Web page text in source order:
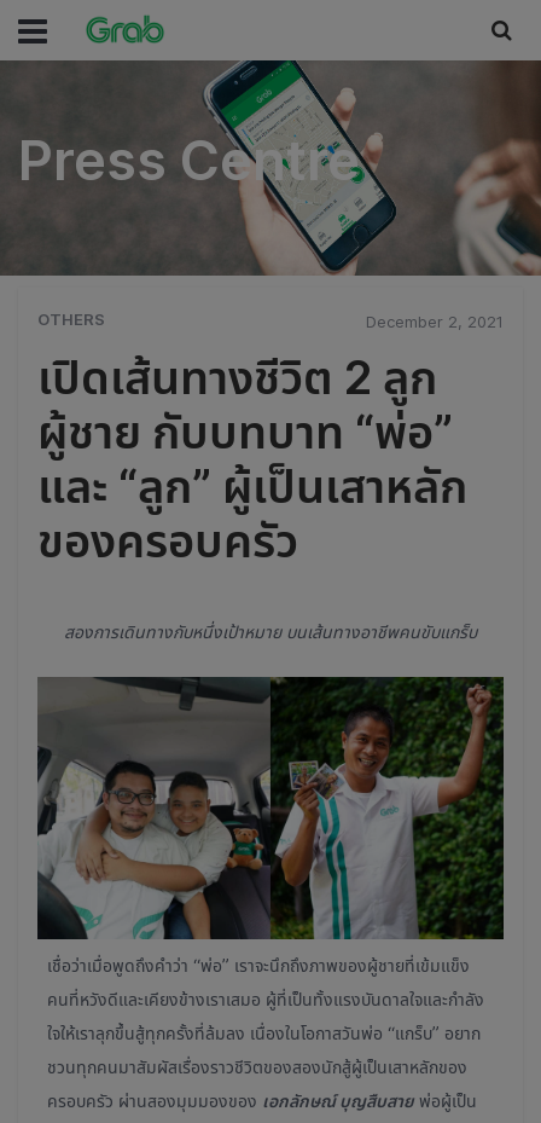
Press Centre
Press Centre
OTHERS December 2, 2021
เปิดเส้นทางชีวิต 2 ลูก
ผู้ชาย กับบทบาท “พ่อ”
และ “ลูก” ผู้เป็นเสาหลัก
ของครอบครัว
สองการเดินทางกับหนึ่งเป้าหมาย บนเส้นทางอาชีพคนขับแกร็บ
เชื่อว่าเมื่อพูดถึงคำว่า “พ่อ” เราจะนึกถึงภาพของผู้ชายที่เข้มแข็ง
คนที่หวังดีและเคียงข้างเราเสมอ ผู้ที่เป็นทั้งแรงบันดาลใจและกำลัง
ใจให้เราลุกขึ้นสู้ทุกครั้งที่ล้มลง เนื่องในโอกาสวันพ่อ “แกร็บ” อยาก
ชวนทุกคนมาสัมผัสเรื่องราวชีวิตของสองนักสู้ผู้เป็นเสาหลักของ
ครอบครัว ผ่านสองมุมมองของ เอกลักษณ์ บุญสืบสาย พ่อผู้เป็น